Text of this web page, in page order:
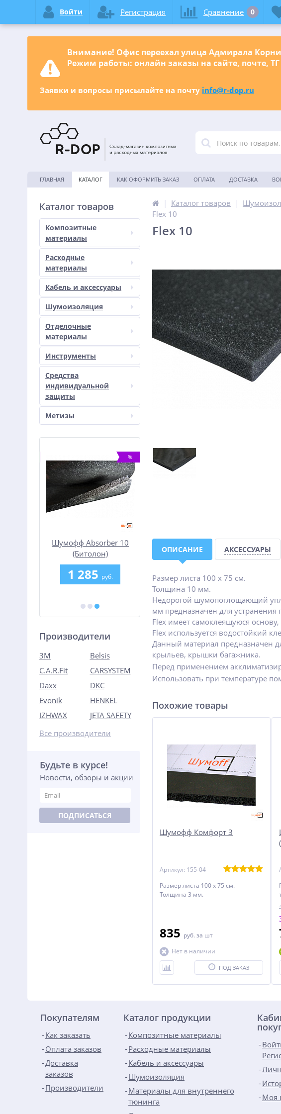
Внимание! Офис переехал улица Адмирала
Режим работы: онлайн заказы на сайте, почте,
Заявки и вопросы присылайте на почту info@r-dop.ru
ГЛАВНАЯ КАТАЛОГ КАК ОФОРМИТЬ ЗАКАЗ ОПЛАТА ДОСТАВКА
Каталог товаров
Композитные
материалы
Расходные
материалы
Кабель и аксессуары
Шумоизоляция
Отделочные
материалы
Инструменты
Средства
индивидуальной
защиты
Метизы
%
Шумофф Absorber 10
(Битолон)
1 285 руб.
Шумофф Bass
950руб.
Производители
3M
Belsis
C.A.R.Fit
CARSYSTEM
Daxx
DKC
Evonik
HENKEL
IZHWAX
JETA SAFETY
Все производители
Будьте в курсе!
Новости, обзоры и акции
ПОДПИСАТЬСЯ
Каталог товаров
Flex 10
Flex 10
ОПИСАНИЕ АКСЕССУАРЫ
Размер листа 100 х 75 см.
Толщина 10 мм.
Недорогой шумопоглощающий
мм предназначен для
Flex имеет самоклеящуюся
Flex используется водостойкий
Данный материал предназначен
крыльев, крышки багажника.
Перед применением
Использовать при температуре
Похожие товары
Шумофф Комфорт 3
Артикул: 155-04
Размер листа 100 х 75 см.
Толщина 3 мм.
835 руб. за шт
Нет в наличии
ПОД ЗАКАЗ
Покупателям
Как заказать
Оплата заказов
Доставка
заказов
Производители
Каталог продукции
Композитные материалы
Расходные материалы
Кабель и аксессуары
Шумоизоляция
Материалы для внутреннего
тюнинга
Моя
Войти Регистрация Сравнение 0